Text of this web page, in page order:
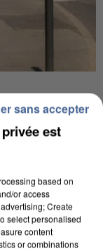
la France
orange
est
based on
or access
Create
select personalised
content
or combinations
sans accepter